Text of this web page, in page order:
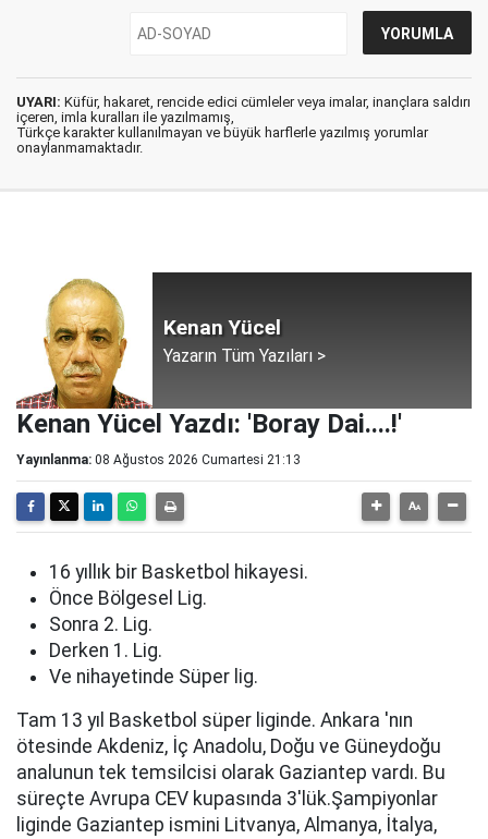
UYARI: Küfür, hakaret, rencide edici cümleler veya imalar, inançlara saldırı
içeren, imla kuralları ile yazılmamış,
Türkçe karakter kullanılmayan ve büyük harflerle yazılmış yorumlar
onaylanmamaktadır.
Kenan Yücel
Yazarın Tüm Yazıları >
Kenan Yücel Yazdı: 'Boray Dai....!'
Yayınlanma: 08 Ağustos 2026 Cumartesi 21:13
16 yıllık bir Basketbol hikayesi.
Önce Bölgesel Lig.
Sonra 2. Lig.
Derken 1. Lig.
Ve nihayetinde Süper lig.
Tam 13 yıl Basketbol süper liginde. Ankara 'nın
ötesinde Akdeniz, İç Anadolu, Doğu ve Güneydoğu
analunun tek temsilcisi olarak Gaziantep vardı. Bu
süreçte Avrupa CEV kupasında 3'lük.Şampiyonlar
liginde Gaziantep ismini Litvanya, Almanya, İtalya,